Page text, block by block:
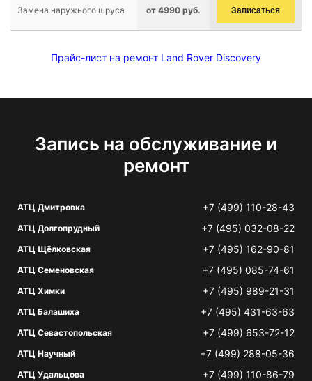
Замена наружного шруса от 4990 руб. Записаться
Прайс-лист на ремонт Land Rover Discovery
Запись на обслуживание и
ремонт
АТЦ Дмитровка +7 (499) 110-28-43
АТЦ Долгопрудный +7 (495) 032-08-22
АТЦ Щёлковская +7 (495) 162-90-81
АТЦ Семеновская +7 (495) 085-74-61
АТЦ Химки +7 (495) 989-21-31
АТЦ Балашиха +7 (495) 431-63-63
АТЦ Севастопольская +7 (499) 653-72-12
АТЦ Научный +7 (499) 288-05-36
АТЦ Удальцова +7 (499) 110-86-79